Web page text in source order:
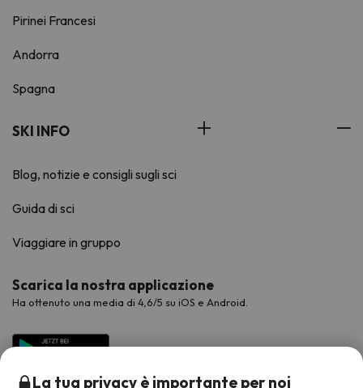
Pirinei Francesi
Andorra
Spagna
SKI INFO
Blog, notizie e consigli sugli sci
Guida di sci
Viaggiare in gruppo
Scarica la nostra applicazione
Ha ottenuto una media di 4,6/5 su iOS e Android.
La tua privacy è importante per noi